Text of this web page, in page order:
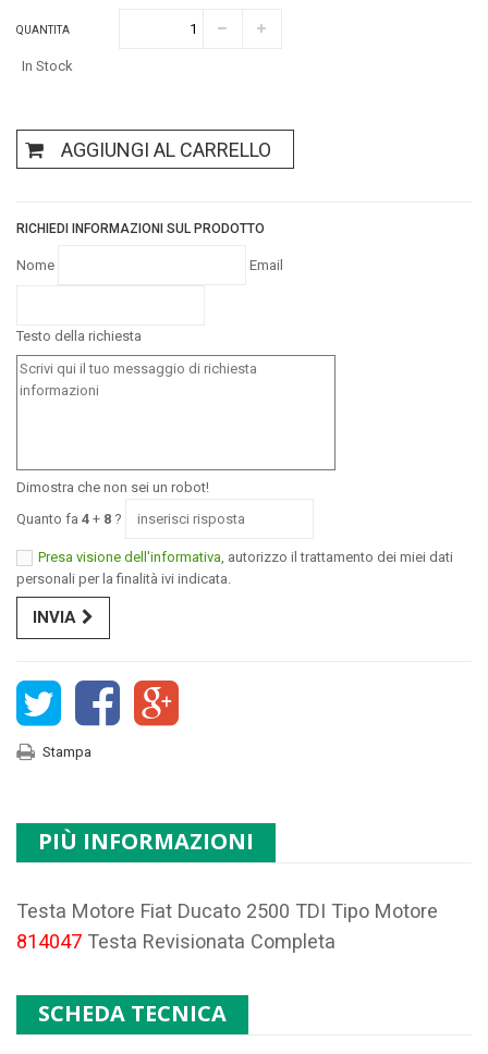
QUANTITA
In Stock
AGGIUNGI AL CARRELLO
RICHIEDI INFORMAZIONI SUL PRODOTTO
Nome Email
Testo della richiesta
Dimostra che non sei un robot!
Quanto fa 4 + 8 ?
Presa visione dell'informativa , autorizzo il trattamento dei miei dati
personali per la finalità ivi indicata.
INVIA
Stampa
PIÙ INFORMAZIONI
Testa Motore Fiat Ducato 2500 TDI Tipo Motore
814047 Testa Revisionata Completa
SCHEDA TECNICA